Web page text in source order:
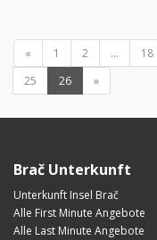
« 1 2 ... 18
25
26 »
Brač Unterkunft
Unterkunft Insel Brač
Alle First Minute Angebote
Alle Last Minute Angebote